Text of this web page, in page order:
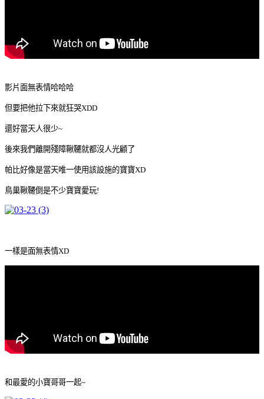
影片面無表情哈哈哈
但要把他拉下來就狂哭XDD
還好當天人很少~
後來我們離開殘障鞦韆就都沒人光顧了
帕比好像是當天唯一使用該設施的寶寶XD
鳥巢鞦韆倒是不少寶寶愛玩!
一樣是面無表情XD
和最愛的小寶哥哥一起~